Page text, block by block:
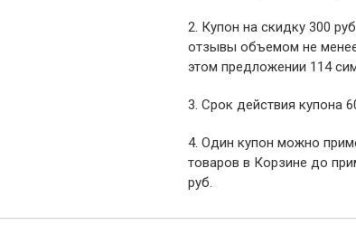
2. Купон на скидку 300
отзывы объемом не
этом предложении 114
3. Срок действия купона
4. Один купон можно
товаров в Корзине до
руб.